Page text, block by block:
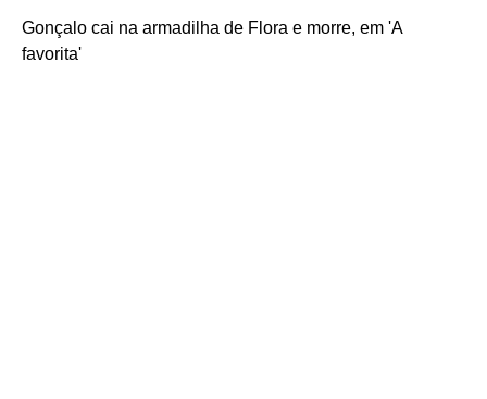
Gonçalo cai na armadilha de Flora e morre, em 'A
favorita'